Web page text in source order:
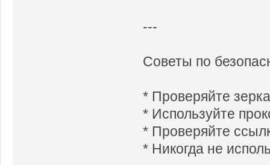
---
Советы по
* Проверяйте
* Используйте
* Проверяйте
* Никогда не